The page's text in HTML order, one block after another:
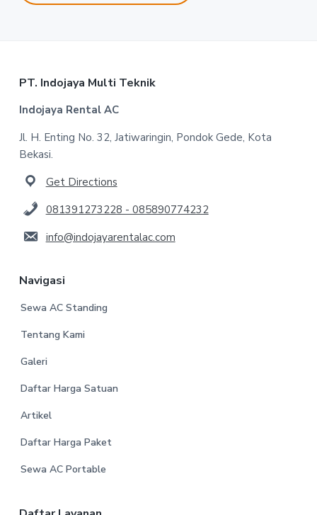
Footer
PT. Indojaya Multi Teknik
Indojaya Rental AC
Jl. H. Enting No. 32, Jatiwaringin, Pondok Gede, Kota
Bekasi.
Get Directions
081391273228 - 085890774232
info@indojayarentalac.com
Navigasi
Sewa AC Standing
Tentang Kami
Galeri
Daftar Harga Satuan
Artikel
Daftar Harga Paket
Sewa AC Portable